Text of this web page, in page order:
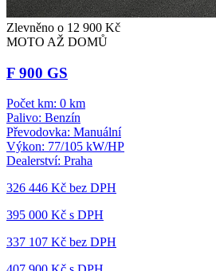
Zlevněno o 12 900 Kč
MOTO AŽ DOMŮ
F 900 GS
Počet km: 0 km
Palivo: Benzín
Převodovka: Manuální
Výkon: 77/105 kW/HP
Dealerství: Praha
326 446 Kč bez DPH
395 000 Kč s DPH
337 107 Kč bez DPH